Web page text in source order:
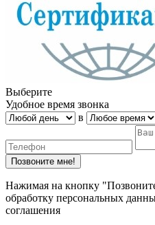
Выберите
Удобное время звонка
в
Нажимая на кнопку
обработку персональных
соглашения